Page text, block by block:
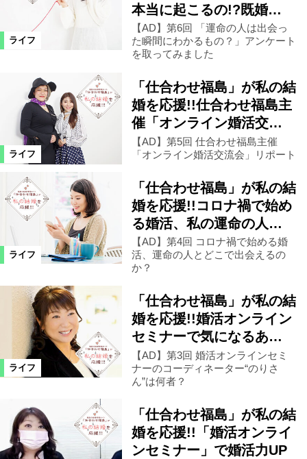
ライフ
本当に起こるの!?既婚…
【AD】第6回 「運命の人は出会っ
た瞬間にわかるもの？」アンケート
を取ってみました
ライフ
「仕合わせ福島」が私の結
婚を応援!!仕合わせ福島主
催「オンライン婚活交…
【AD】第5回 仕合わせ福島主催
「オンライン婚活交流会」リポート
ライフ
「仕合わせ福島」が私の結
婚を応援!!コロナ禍で始め
る婚活、私の運命の人…
【AD】第4回 コロナ禍で始める婚
活、運命の人とどこで出会えるの
か？
ライフ
「仕合わせ福島」が私の結
婚を応援!!婚活オンライン
セミナーで気になるあ…
【AD】第3回 婚活オンラインセミ
ナーのコーディネーター“のりさ
ん”は何者？
「仕合わせ福島」が私の結
婚を応援!!「婚活オンライ
ンセミナー」で婚活力UP